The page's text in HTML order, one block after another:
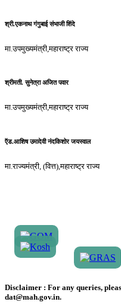
श्री.एकनाथ गंगुबाई संभाजी शिंदे
मा.उपमुख्यमंत्री,महाराष्ट्र राज्य
श्रीमती. सुनेत्रा अजित पवार
मा.उपमुख्यमंत्री,महाराष्ट्र राज्य
ऍड.आशिष उमादेवी नंदकिशोर जयस्वाल
मा.राज्यमंत्री, (वित्त),महाराष्ट्र राज्य
Disclaimer : For any queries,
dat@mah.gov.in.